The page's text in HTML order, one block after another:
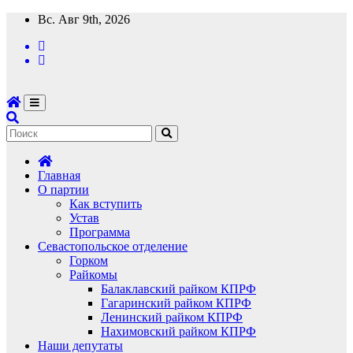
Перейти
содержимому
Вс. Авг 9th, 2026
Главная
О партии
Как вступить
Устав
Программа
Севастопольское отделение
Горком
Райкомы
Балаклавский райком КПРФ
Гагаринский райком КПРФ
Ленинский райком КПРФ
Нахимовский райком КПРФ
Наши депутаты